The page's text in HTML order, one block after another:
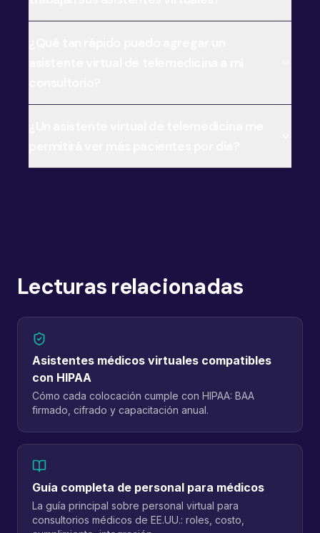
Lecturas relacionadas
Asistentes médicos virtuales compatibles
con HIPAA
Cómo cada colocación cumple con HIPAA: BAA
firmado, cifrado y capacitación anual.
Guía completa de personal para médicos
La guía principal sobre personal virtual para
consultorios médicos de EE.UU.: roles, costo,